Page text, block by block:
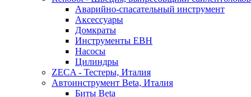
Аварийно-спасательный инструмент
Аксессуары
Домкраты
Инструменты EBH
Насосы
Цилиндры
ZECA - Тестеры, Италия
Автоинструмент Beta, Италия
Биты Beta